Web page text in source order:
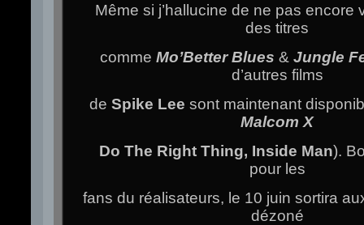
Même si j’hallucine de ne pas encore
des titres
comme Mo’Better Blues & Jungle
d’autres films
de Spike Lee sont maintenant
Malcom X
Do The Right Thing, Inside Man).
pour les
fans du réalisateurs, le 10 juin sortira
dézoné